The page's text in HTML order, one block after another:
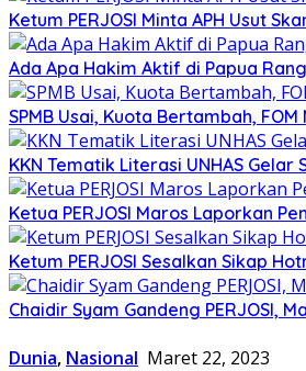
Ketum PERJOSI Minta APH Usut
Ada Apa Hakim Aktif di Papua
SPMB Usai, Kuota Bertambah,
KKN Tematik Literasi UNHAS
Ketua PERJOSI Maros Laporkan
Ketum PERJOSI Sesalkan Sikap
Chaidir Syam Gandeng PERJOSI,
Dunia, Nasional Maret 22, 2023